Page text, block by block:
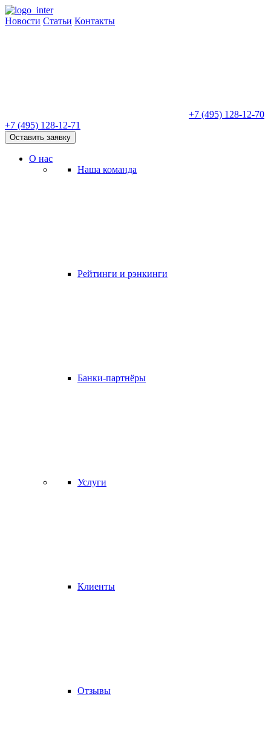
Новости Статьи Контакты
+7 (495) 128-12-70
+7 (495) 128-12-71
Оставить заявку
О нас
Наша команда
Рейтинги и рэнкинги
Банки-партнёры
Услуги
Клиенты
Отзывы